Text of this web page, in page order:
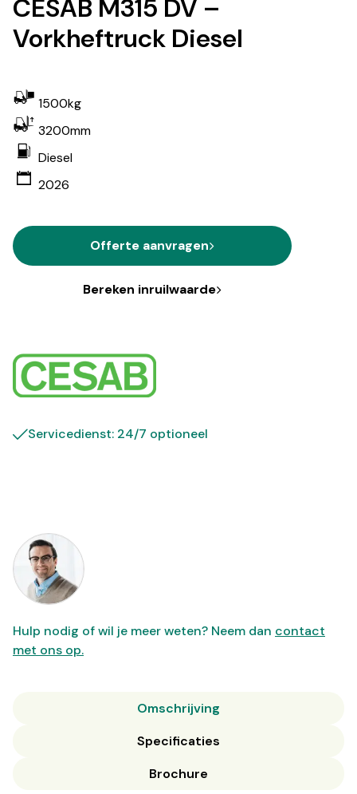
CESAB M315 DV –
Vorkheftruck Diesel
1500kg
3200mm
Diesel
2026
Offerte aanvragen
Bereken inruilwaarde
Servicedienst: 24/7 optioneel
Hulp nodig of wil je meer weten? Neem dan contact
met ons op.
Omschrijving
Specificaties
Brochure